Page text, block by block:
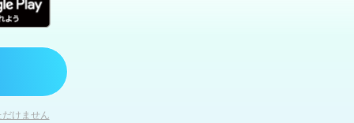
けません